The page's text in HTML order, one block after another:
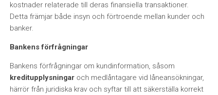
kostnader relaterade till deras finansiella transaktioner.
Detta främjar både insyn och förtroende mellan kunder och
banker.
Bankens förfrågningar
Bankens förfrågningar om kundinformation, såsom
kreditupplysningar och medlåntagare vid låneansökningar,
härrör från juridiska krav och syftar till att säkerställa korrekt